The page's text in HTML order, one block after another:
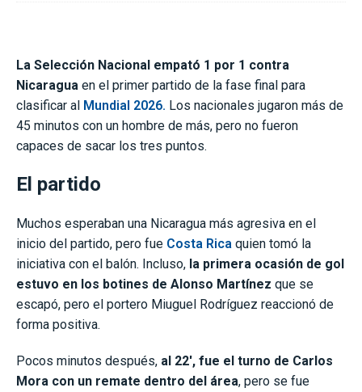
La Selección Nacional empató 1 por 1 contra
Nicaragua en el primer partido de la fase final para
clasificar al Mundial 2026. Los nacionales jugaron más de
45 minutos con un hombre de más, pero no fueron
capaces de sacar los tres puntos.
El partido
Muchos esperaban una Nicaragua más agresiva en el
inicio del partido, pero fue Costa Rica quien tomó la
iniciativa con el balón. Incluso, la primera ocasión de gol
estuvo en los botines de Alonso Martínez que se
escapó, pero el portero Miuguel Rodríguez reaccionó de
forma positiva.
Pocos minutos después, al 22′, fue el turno de Carlos
Mora con un remate dentro del área, pero se fue